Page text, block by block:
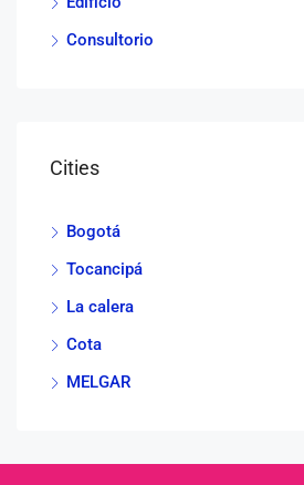
Consultorio
Cities
Bogotá
Tocancipá
La calera
Cota
MELGAR